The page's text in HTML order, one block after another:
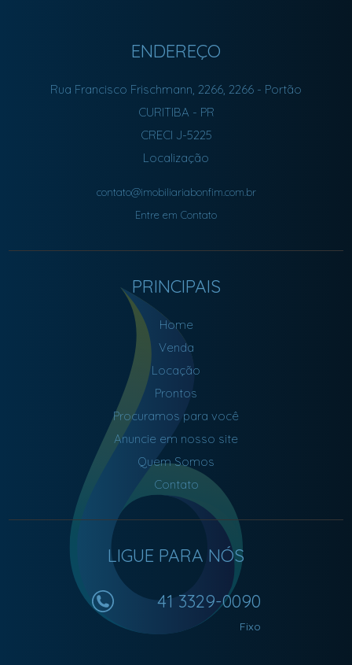
ENDEREÇO
Rua Francisco Frischmann, 2266, 2266 - Portão
CURITIBA - PR
CRECI J-5225
Localização
contato@imobiliariabonfim.com.br
Entre em Contato
PRINCIPAIS
Home
Venda
Locação
Prontos
Procuramos para você
Anuncie em nosso site
Quem Somos
Contato
LIGUE PARA NÓS
41 3329-0090
Fixo